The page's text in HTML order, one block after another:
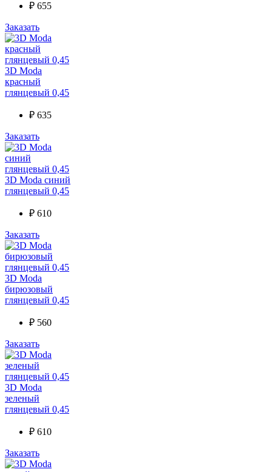
₽ 655
Заказать
3D Moda
красный
глянцевый 0,45
₽ 635
Заказать
3D Moda синий
глянцевый 0,45
₽ 610
Заказать
3D Moda
бирюзовый
глянцевый 0,45
₽ 560
Заказать
3D Moda
зеленый
глянцевый 0,45
₽ 610
Заказать